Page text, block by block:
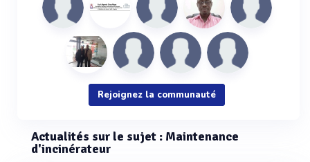
Rejoignez la communauté
Actualités sur le sujet : Maintenance
d'incinérateur